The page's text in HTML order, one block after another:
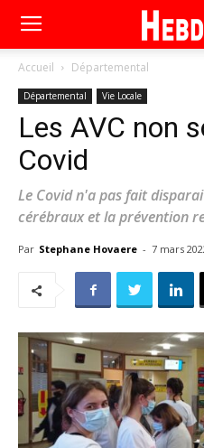
Accueil Départemental
Départemental Vie Locale
Les AVC non
Covid
Le Covid n'a pas fait
cérébraux et la prévention
Par Stephane Hovaere - 7 mars